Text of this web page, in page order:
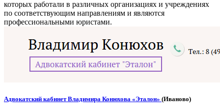
которых работали в различных организациях и учреждениях
по соответствующим направлениям и являются
профессиональными юристами.
Адвокатский кабинет Владимира Конюхова «Эталон» (Иваново)